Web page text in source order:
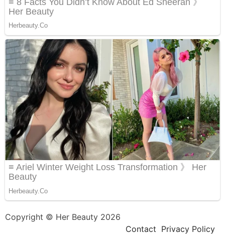
Copyright © Her Beauty 2026
Contact Privacy Policy